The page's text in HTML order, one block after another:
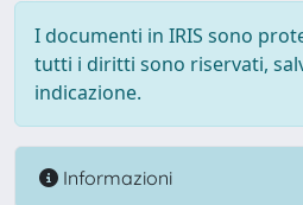
I documenti in IRIS sono
tutti i diritti sono riservati,
indicazione.
Informazioni